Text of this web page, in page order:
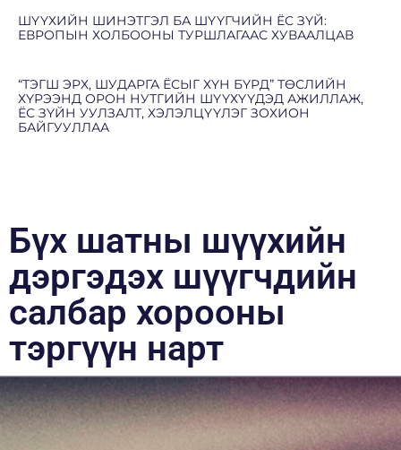
ШҮҮХИЙН ШИНЭТГЭЛ БА ШҮҮГЧИЙН ЁС ЗҮЙ:
ЕВРОПЫН ХОЛБООНЫ ТУРШЛАГААС ХУВААЛЦАВ
“ТЭГШ ЭРХ, ШУДАРГА ЁСЫГ ХҮН БҮРД” ТӨСЛИЙН
ХҮРЭЭНД ОРОН НУТГИЙН ШҮҮХҮҮДЭД АЖИЛЛАЖ,
ЁС ЗҮЙН УУЛЗАЛТ, ХЭЛЭЛЦҮҮЛЭГ ЗОХИОН
БАЙГУУЛЛАА
Бүх шатны шүүхийн
дэргэдэх шүүгчдийн
салбар хорооны
тэргүүн нарт